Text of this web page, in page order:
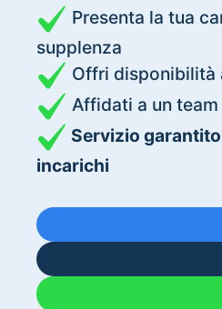
Presenta la tua
supplenza
Offri disponibilità
Affidati a un
Servizio
incarichi